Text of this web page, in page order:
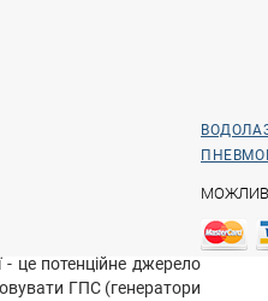
це потенційне джерело
ГПС (генератори